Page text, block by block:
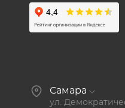
Самара
ул.